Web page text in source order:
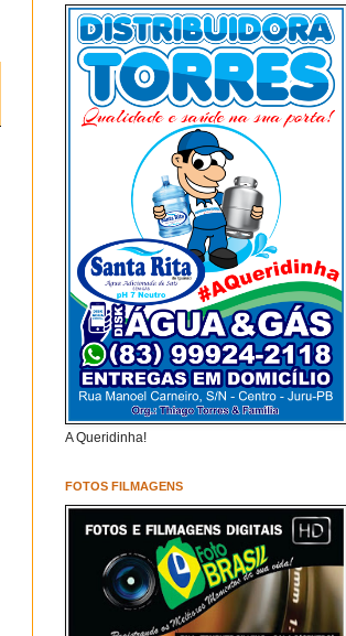
A Queridinha!
FOTOS FILMAGENS